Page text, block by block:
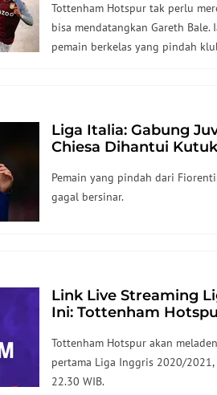
Tottenham Hotspur tak perlu
bisa mendatangkan Gareth Bale.
pemain berkelas yang pindah
Liga Italia: Gabung
Chiesa Dihantui
Pemain yang pindah dari
gagal bersinar.
Link Live Streaming
Ini: Tottenham
Tottenham Hotspur akan
pertama Liga Inggris 2020/
22.30 WIB.